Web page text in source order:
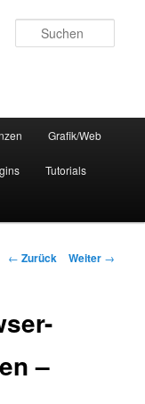
Grafik/Web
Tutorials
Beitrags-
← Zurück Weiter →
–